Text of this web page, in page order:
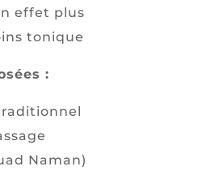
effet plus
tonique
:
Naman)